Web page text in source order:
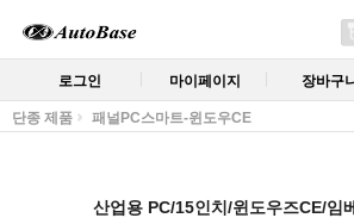
로그인 마이페이지 장바구
단종 제품 패널PC스마트-윈도우CE
산업용 PC/15인치/윈도우즈CE/임